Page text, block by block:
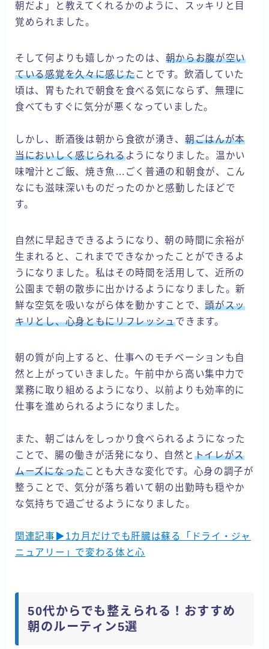
朝だよ」と教えてくれるかのように、スッキリと目
覚められました。
そして何よりも嬉しかったのは、 朝からお腹が空い
ている感覚を久々に感じたことです。飲酒していた
頃は、胃もたれで朝食を食べる気にならず、無理に
食べてもすぐに気分が悪くなっていました。
しかし、断酒後は朝から食欲が湧き、 朝ごはんが本
当においしく感じられるようになりました。温かい
味噌汁とご飯、焼き魚…ごく普通の和朝食が、こん
なにも滋味深いものだったのかと感動したほどで
す。
自然に早起きできるようになり、朝の時間に余裕が
生まれると、これまでできなかったことができるよ
うになりました。私はその時間を活用して、近所の
公園まで朝の散歩に出かけるようになりました。新
鮮な空気を吸いながら体を動かすことで、頭がスッ
キリとし、心身ともにリフレッシュできます。
朝の質が向上すると、仕事へのモチベーションも自
然と上がっていきました。午前中から高い集中力で
業務に取り組めるようになり、以前よりも効率的に
仕事を進められるようになりました。
また、朝ごはんをしっかり食べられるようになった
ことで、腸の働きが活発になり、自然と トイレがス
ムーズになったことも大きな変化です。心身の調子が
整うことで、気分が落ち着いて朝の出勤時も穏やか
な気持ちで過ごせるようになりました。
関連記事▶1カ月だけでも肝臓は蘇る「ドライ・ジャ
ニュアリー」で変わる体と心
50代からでも整えられる！おすすめ
朝のルーティン5選